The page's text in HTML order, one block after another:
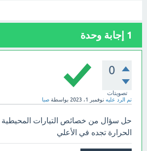
1 إجابة وحدة
0
تصويتات
تم الرد عليه نوفمبر 1، 2023 بواسطة صبا
حل سؤال من خصائص التيارات
الحرارة تجده في الأعلي